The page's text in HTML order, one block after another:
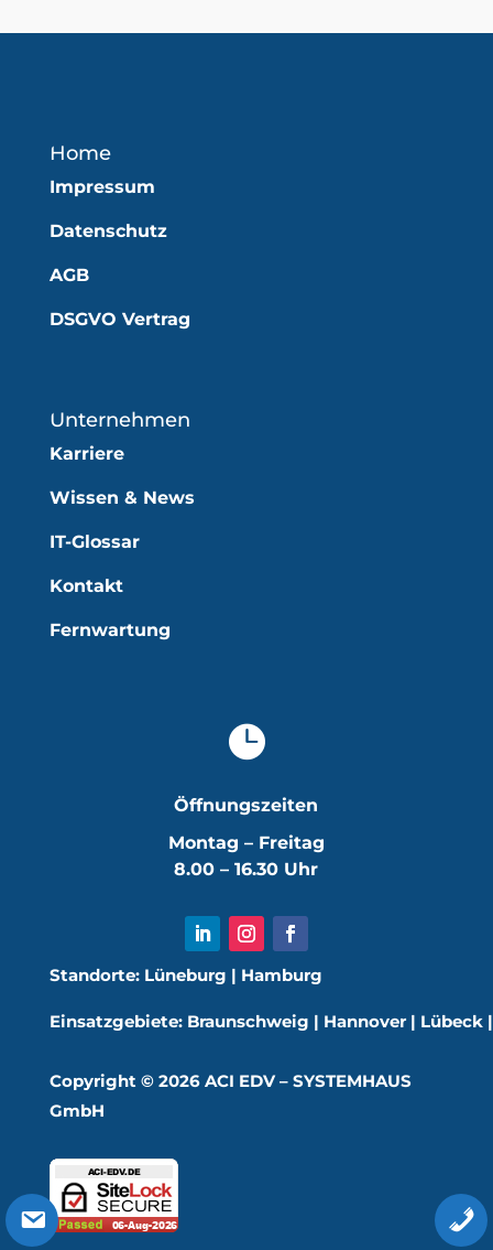
Home
Impressum
Datenschutz
AGB
DSGVO Vertrag
Unternehmen
Karriere
Wissen & News
IT-Glossar
Kontakt
Fernwartung

Öffnungszeiten
Montag – Freitag
8.00 – 16.30 Uhr
Standorte: Lüneburg | Hamburg
Einsatzgebiete: Braunschweig | Hannover| Lübeck
Copyright © 2026ACI EDV – SYSTEMHAUS
GmbH